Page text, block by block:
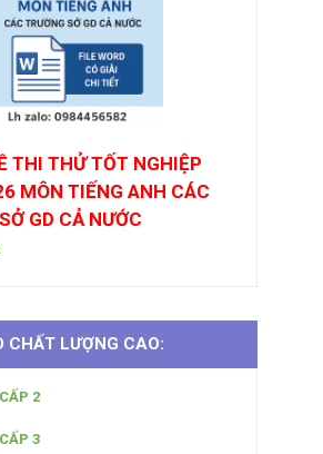
THI THỬ TỐT NGHIỆP
MÔN TIẾNG ANH CÁC
GD CẢ NƯỚC
CHẤT LƯỢNG CAO:
2
3